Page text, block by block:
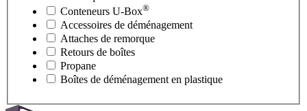
Conteneurs U-Box®
Accessoires de déménagement
Attaches de remorque
Retours de boîtes
Propane
Boîtes de déménagement en plastique